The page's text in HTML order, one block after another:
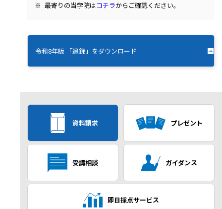
最寄りの当学院はコチラからご確認ください。
令和8年版 「追録」をダウンロード
資料請求 プレゼント
受講相談 ガイダンス
即日採点サービス